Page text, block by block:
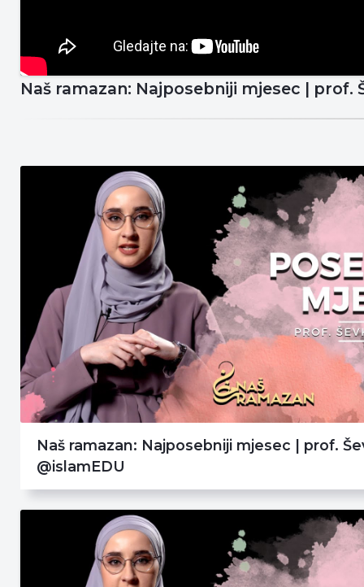
Naš ramazan: Najposebniji mjesec | prof.
Naš ramazan: Najposebniji mjesec | prof.
@islamEDU